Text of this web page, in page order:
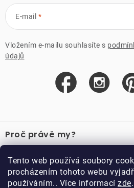
Tento web používá soubory
procházením tohoto webu
používáním.. Více informací zde.
E-mail
Vložením e-mailu souhlasíte s
údajů
á
p
a
Proč právě my?
Recenze
Důležité odkazy
Velkoobchod